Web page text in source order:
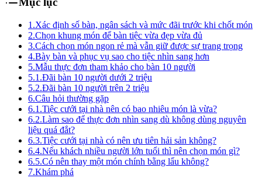
1.Xác định số bàn, ngân sách và mức đãi trước khi chốt món
2.Chọn khung món để bàn tiệc vừa đẹp vừa đủ
3.Cách chọn món ngon rẻ mà vẫn giữ được sự trang trọng
4.Bày bàn và phục vụ sao cho tiệc nhìn sang hơn
5.Mẫu thực đơn tham khảo cho bàn 10 người
5.1.Đãi bàn 10 người dưới 2 triệu
5.2.Đãi bàn 10 người trên 2 triệu
6.Câu hỏi thường gặp
6.1.Tiệc cưới tại nhà nên có bao nhiêu món là vừa?
6.2.Làm sao để thực đơn nhìn sang dù không dùng nguyên
liệu quá đắt?
6.3.Tiệc cưới tại nhà có nên ưu tiên hải sản không?
6.4.Nếu khách nhiều người lớn tuổi thì nên chọn món gì?
6.5.Có nên thay một món chính bằng lẩu không?
7.Khám phá